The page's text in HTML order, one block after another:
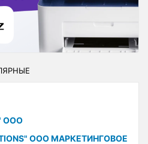
ООО
ООО МАРКЕТИНГОВОЕ